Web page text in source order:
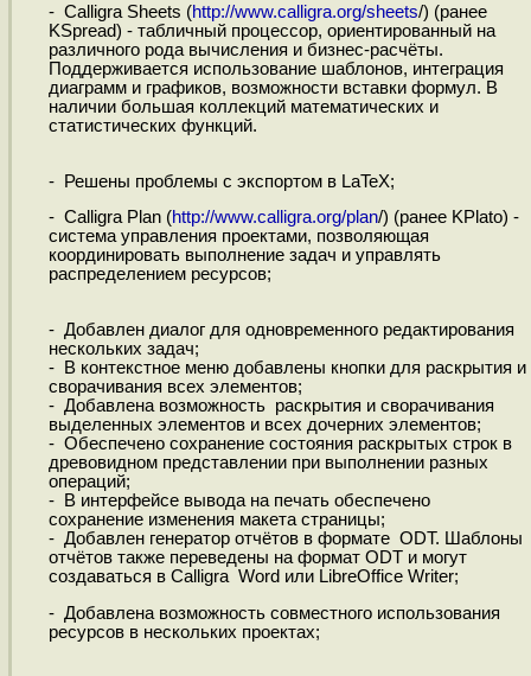
- Calligra Sheets (http://www.calligra.org/sheets/) (ранее
KSpread) - табличный процессор, ориентированный на
различного рода вычисления и бизнес-расчёты.
Поддерживается использование шаблонов, интеграция
диаграмм и графиков, возможности вставки формул. В
наличии большая коллекций математических и
статистических функций.
- Решены проблемы с экспортом в LaTeX;
- Calligra Plan (http://www.calligra.org/plan/) (ранее KPlato) -
система управления проектами, позволяющая
координировать выполнение задач и управлять
распределением ресурсов;
- Добавлен диалог для одновременного редактирования
нескольких задач;
- В контекстное меню добавлены кнопки для раскрытия и
сворачивания всех элементов;
- Добавлена возможность раскрытия и сворачивания
выделенных элементов и всех дочерних элементов;
- Обеспечено сохранение состояния раскрытых строк в
древовидном представлении при выполнении разных
операций;
- В интерфейсе вывода на печать обеспечено
сохранение изменения макета страницы;
- Добавлен генератор отчётов в формате ODT. Шаблоны
отчётов также переведены на формат ODT и могут
создаваться в Calligra Word или LibreOffice Writer;
- Добавлена возможность совместного использования
ресурсов в нескольких проектах;